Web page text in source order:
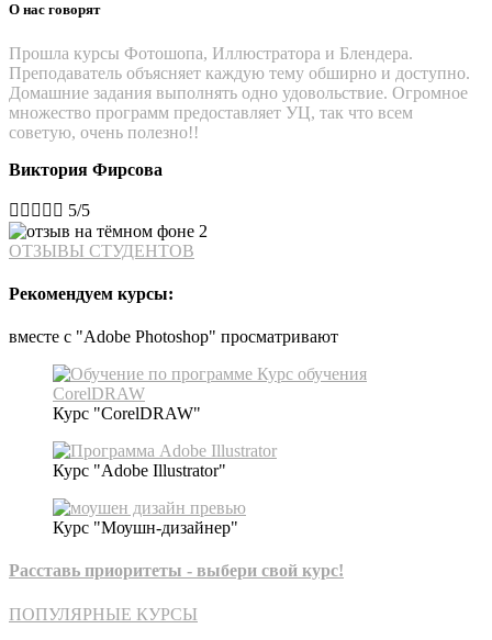
О нас говорят
Прошла курсы Фотошопа, Иллюстратора и Блендера.
Преподаватель объясняет каждую тему обширно и доступно.
Домашние задания выполнять одно удовольствие. Огромное
множество программ предоставляет УЦ, так что всем
советую, очень полезно!!
Виктория Фирсова
     5/5
ОТЗЫВЫ СТУДЕНТОВ
Рекомендуем курсы:
вместе с "Adobe Photoshop" просматривают
Курс "CorelDRAW"
Курс "Adobe Illustrator"
Курс "Моушн-дизайнер"
Расставь приоритеты - выбери свой курс!​
ПОПУЛЯРНЫЕ КУРСЫ